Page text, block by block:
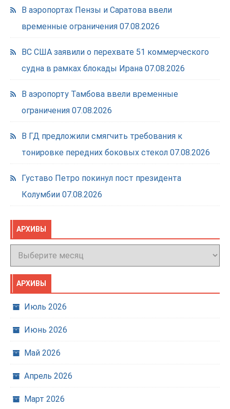
В аэропортах Пензы и Саратова ввели
временные ограничения 07.08.2026
ВС США заявили о перехвате 51 коммерческого
судна в рамках блокады Ирана 07.08.2026
В аэропорту Тамбова ввели временные
ограничения 07.08.2026
В ГД предложили смягчить требования к
тонировке передних боковых стекол 07.08.2026
Густаво Петро покинул пост президента
Колумбии 07.08.2026
АРХИВЫ
Архивы
АРХИВЫ
Июль 2026
Июнь 2026
Май 2026
Апрель 2026
Март 2026